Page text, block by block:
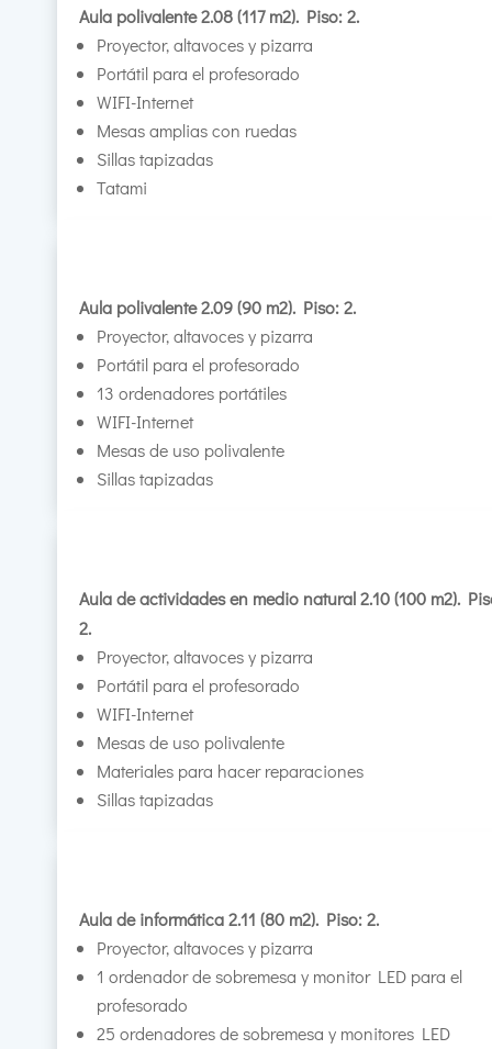
Aula polivalente 2.08 (117 m2). Piso: 2.
Proyector, altavoces y pizarra
Portátil para el profesorado
WIFI-Internet
Mesas amplias con ruedas
Sillas tapizadas
Tatami
Aula polivalente 2.09 (90 m2). Piso: 2.
Proyector, altavoces y pizarra
Portátil para el profesorado
13 ordenadores portátiles
WIFI-Internet
Mesas de uso polivalente
Sillas tapizadas
Aula de actividades en medio natural 2.10 (100 m2).
2.
Proyector, altavoces y pizarra
Portátil para el profesorado
WIFI-Internet
Mesas de uso polivalente
Materiales para hacer reparaciones
Sillas tapizadas
Aula de informática 2.11 (80 m2). Piso: 2.
Proyector, altavoces y pizarra
1 ordenador de sobremesa y monitor LED para el
profesorado
25 ordenadores de sobremesa y monitores LED